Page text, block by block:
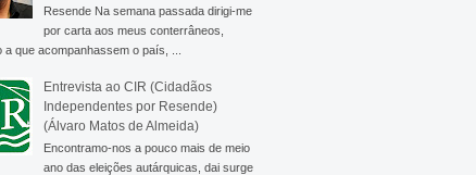
Resende Na semana passada dirigi-me
por carta aos meus conterrâneos,
a que acompanhassem o país, ...
Entrevista ao CIR (Cidadãos
Independentes por Resende)
(Álvaro Matos de Almeida)
Encontramo-nos a pouco mais de meio
ano das eleições autárquicas, dai surge